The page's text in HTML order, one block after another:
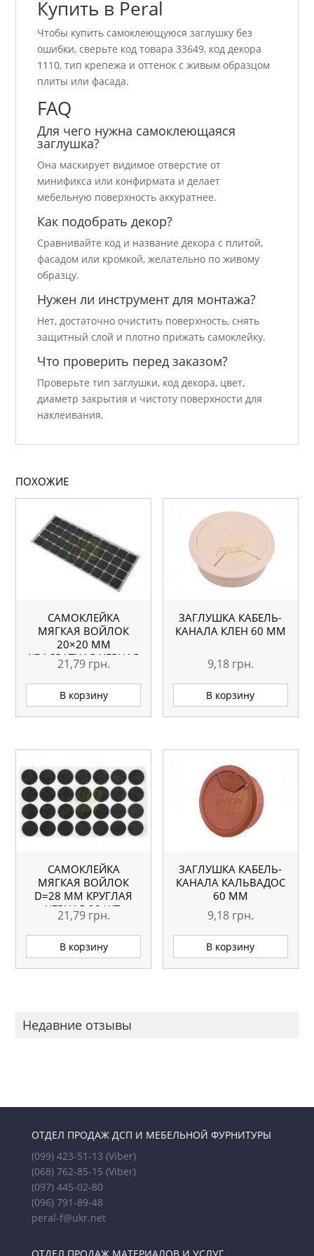
Купить в Peral
Чтобы купить самоклеющуюся заглушку без
ошибки, сверьте код товара 33649, код декора
1110, тип крепежа и оттенок с живым образцом
плиты или фасада.
FAQ
Для чего нужна самоклеющаяся
заглушка?
Она маскирует видимое отверстие от
минификса или конфирмата и делает
мебельную поверхность аккуратнее.
Как подобрать декор?
Сравнивайте код и название декора с плитой,
фасадом или кромкой, желательно по живому
образцу.
Нужен ли инструмент для монтажа?
Нет, достаточно очистить поверхность, снять
защитный слой и плотно прижать самоклейку.
Что проверить перед заказом?
Проверьте тип заглушки, код декора, цвет,
диаметр закрытия и чистоту поверхности для
наклеивания.
ПОХОЖИЕ
САМОКЛЕЙКА
МЯГКАЯ ВОЙЛОК
20×20 ММ
КВАДРАТНАЯ ЧЕРНАЯ
40 ШТ.
21,79 грн.
В корзину
ЗАГЛУШКА КАБЕЛЬ-
КАНАЛА КЛЕН 60 ММ
9,18 грн.
В корзину
САМОКЛЕЙКА
МЯГКАЯ ВОЙЛОК
D=28 ММ КРУГЛАЯ
ЧЕРНАЯ 28 ШТ.
21,79 грн.
В корзину
ЗАГЛУШКА КАБЕЛЬ-
КАНАЛА КАЛЬВАДОС
60 ММ
9,18 грн.
В корзину
Недавние отзывы
ОТДЕЛ ПРОДАЖ ДСП И МЕБЕЛЬНОЙ ФУРНИТУРЫ
(099) 423-51-13 (Viber)
(068) 762-85-15 (Viber)
(097) 445-02-80
(096) 791-89-48
peral-f@ukr.net
ОТДЕЛ ПРОДАЖ МАТЕРИАЛОВ И УСЛУГ